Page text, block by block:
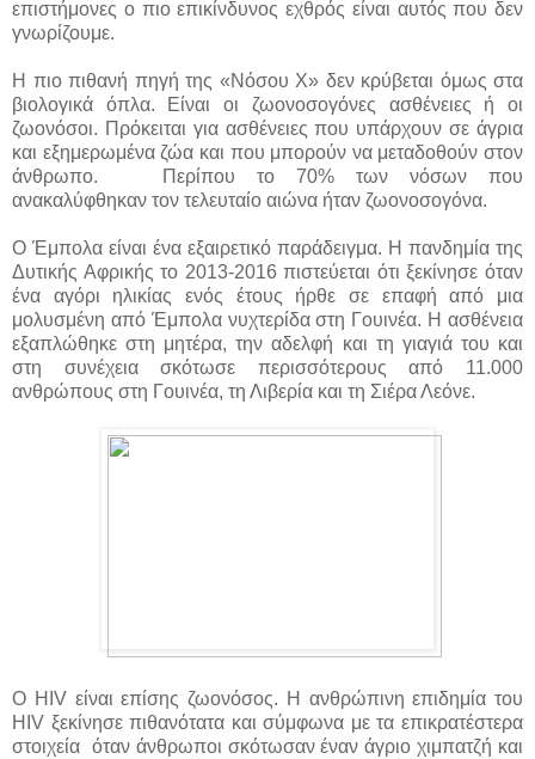
επιστήμονες ο πιο επικίνδυνος εχθρός είναι αυτός που δεν
γνωρίζουμε.
Η πιο πιθανή πηγή της «Νόσου X» δεν κρύβεται όμως στα
βιολογικά όπλα. Είναι οι ζωονοσογόνες ασθένειες ή οι
ζωονόσοι. Πρόκειται για ασθένειες που υπάρχουν σε άγρια
και εξημερωμένα ζώα και που μπορούν να μεταδοθούν στον
άνθρωπο. Περίπου το 70% των νόσων που
ανακαλύφθηκαν τον τελευταίο αιώνα ήταν ζωονοσογόνα.
Ο Έμπολα είναι ένα εξαιρετικό παράδειγμα. Η πανδημία της
Δυτικής Αφρικής το 2013-2016 πιστεύεται ότι ξεκίνησε όταν
ένα αγόρι ηλικίας ενός έτους ήρθε σε επαφή από μια
μολυσμένη από Έμπολα νυχτερίδα στη Γουινέα. Η ασθένεια
εξαπλώθηκε στη μητέρα, την αδελφή και τη γιαγιά του και
στη συνέχεια σκότωσε περισσότερους από 11.000
ανθρώπους στη Γουινέα, τη Λιβερία και τη Σιέρα Λεόνε.
Ο HIV είναι επίσης ζωονόσος. Η ανθρώπινη επιδημία του
HIV ξεκίνησε πιθανότατα και σύμφωνα με τα επικρατέστερα
στοιχεία όταν άνθρωποι σκότωσαν έναν άγριο χιμπατζή και